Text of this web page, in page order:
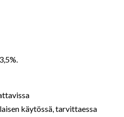
käytössä, tarvittaessa